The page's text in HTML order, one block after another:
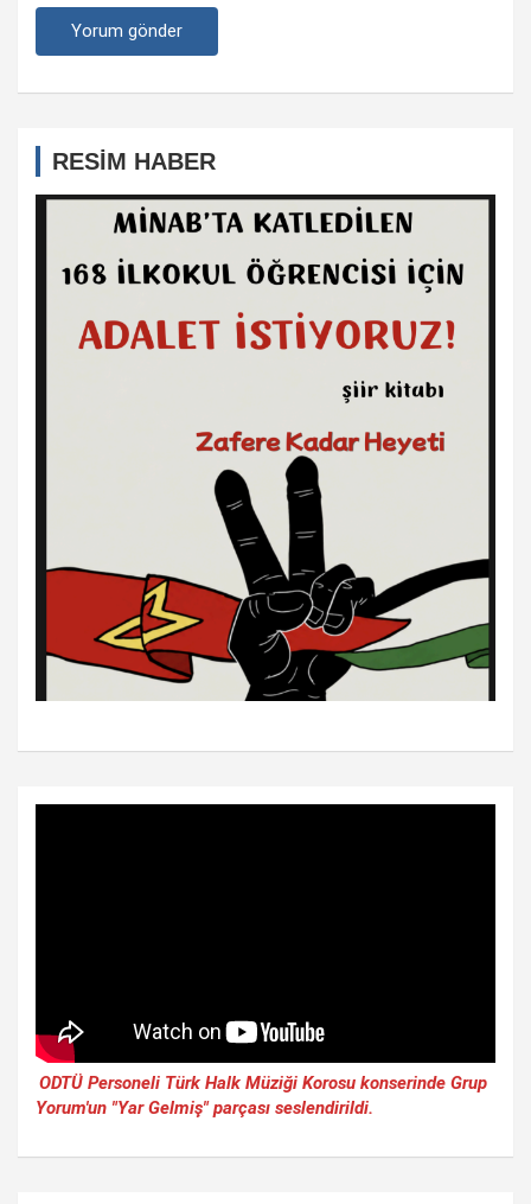
RESİM HABER
ODTÜ Personeli Türk Halk Müziği Korosu konserinde Grup
Yorum'un "Yar Gelmiş" parçası seslendirildi.